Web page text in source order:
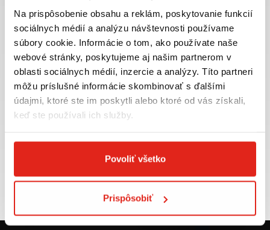
Na prispôsobenie obsahu a reklám, poskytovanie funkcií
sociálnych médií a analýzu návštevnosti používame
súbory cookie. Informácie o tom, ako používate naše
webové stránky, poskytujeme aj našim partnerom v
oblasti sociálnych médií, inzercie a analýzy. Títo partneri
môžu príslušné informácie skombinovať s ďalšími
údajmi, ktoré ste im poskytli alebo ktoré od vás získali,
keď ste používali ich služby.
Povoliť všetko
Prispôsobiť
Najväčší výber moto
príslušenstva ihneď k
odberu
Doprava ZADARMO pre
objednávky nad 50€ v rámci
SR